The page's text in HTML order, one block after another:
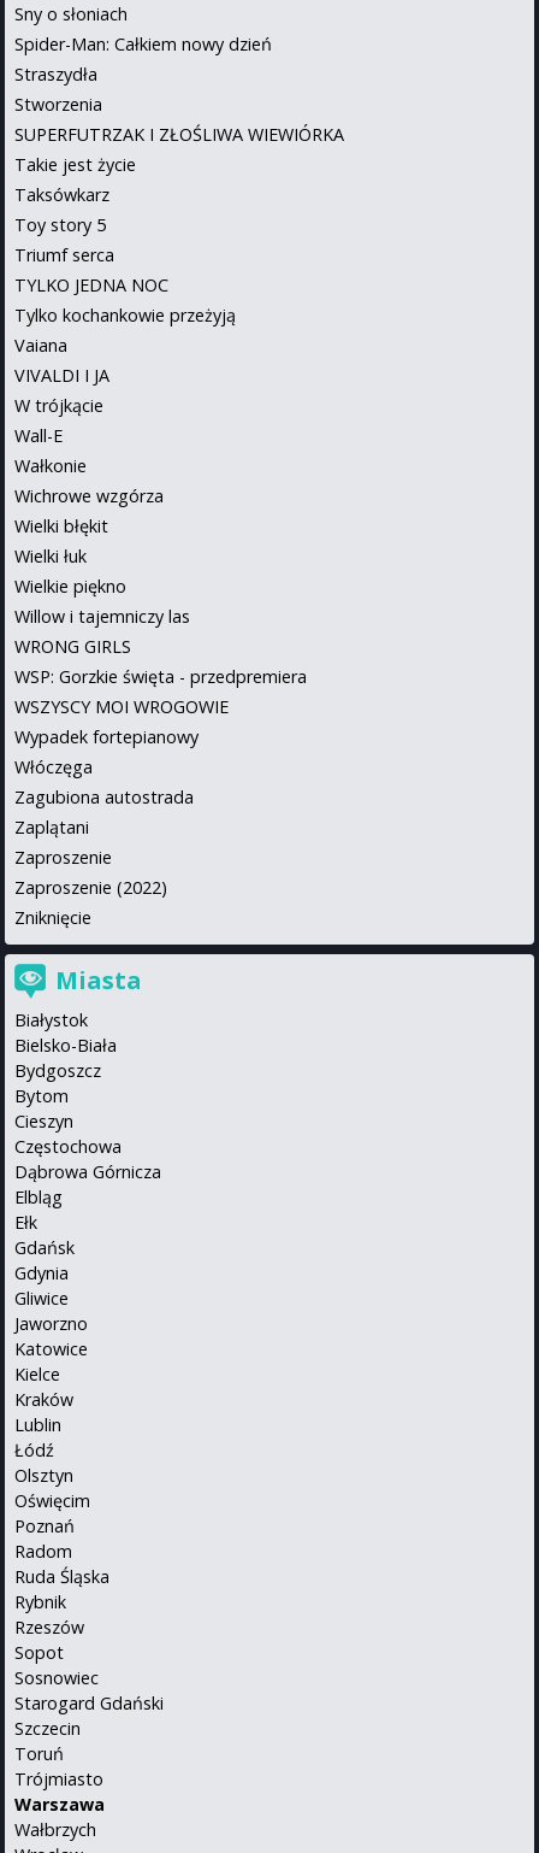
Sny o słoniach
Spider-Man: Całkiem nowy dzień
Straszydła
Stworzenia
SUPERFUTRZAK I ZŁOŚLIWA WIEWIÓRKA
Takie jest życie
Taksówkarz
Toy story 5
Triumf serca
TYLKO JEDNA NOC
Tylko kochankowie przeżyją
Vaiana
VIVALDI I JA
W trójkącie
Wall-E
Wałkonie
Wichrowe wzgórza
Wielki błękit
Wielki łuk
Wielkie piękno
Willow i tajemniczy las
WRONG GIRLS
WSP: Gorzkie święta - przedpremiera
WSZYSCY MOI WROGOWIE
Wypadek fortepianowy
Włóczęga
Zagubiona autostrada
Zaplątani
Zaproszenie
Zaproszenie (2022)
Zniknięcie
Miasta
Białystok
Bielsko-Biała
Bydgoszcz
Bytom
Cieszyn
Częstochowa
Dąbrowa Górnicza
Elbląg
Ełk
Gdańsk
Gdynia
Gliwice
Jaworzno
Katowice
Kielce
Kraków
Lublin
Łódź
Olsztyn
Oświęcim
Poznań
Radom
Ruda Śląska
Rybnik
Rzeszów
Sopot
Sosnowiec
Starogard Gdański
Szczecin
Toruń
Trójmiasto
Warszawa
Wałbrzych